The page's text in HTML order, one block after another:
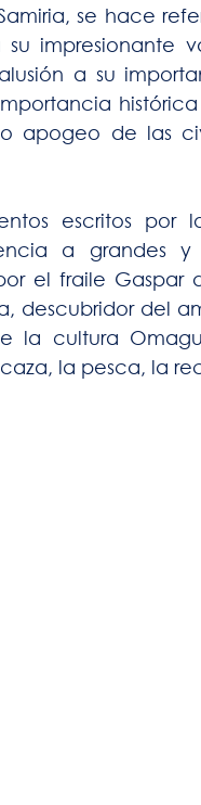
se hace
impresionante
a su
apogeo de las
escritos por
a grandes y
el fraile Gaspar
descubridor del
la cultura
la pesca, la